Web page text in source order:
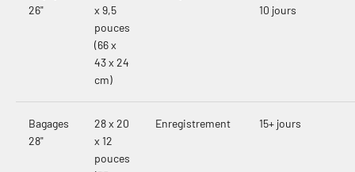
26"
x 9,5
pouces
(66 x
43 x 24
cm)
10 jours
Bagages
28"
28 x 20
x 12
pouces
Enregistrement 15+ jours